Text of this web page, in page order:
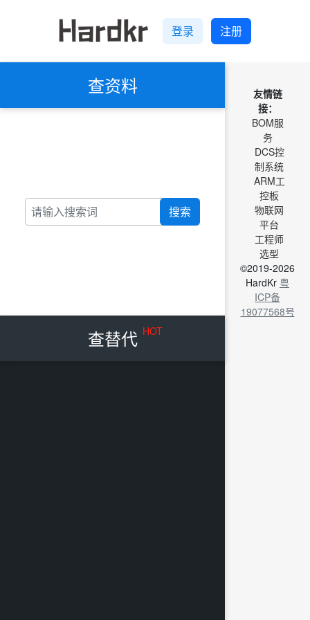
登录 注册
查资料
搜索
查替代 HOT
友情链
接：
BOM服
务
DCS控
制系统
ARM工
控板
物联网
平台
工程师
选型
©2019-2026
HardKr 粤
ICP备
19077568号